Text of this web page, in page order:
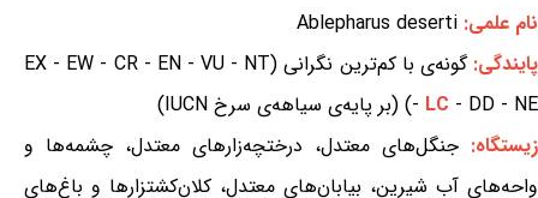
نام علمی: Ablepharus deserti
پایندگی:
گونه‌ی با کم‌ترین نگرانی (EX - EW - CR - EN - VU - NT
- LC - DD - NE) (بر پایه‌ی سیاهه‌ی سرخ IUCN)
زیستگاه: جنگل‌های معتدل، درختچه‌زارهای معتدل، چشمه‌ها و
واحه‌های آب شیرین، بیابان‌های معتدل، کلان‌کشتزارها و باغ‌های